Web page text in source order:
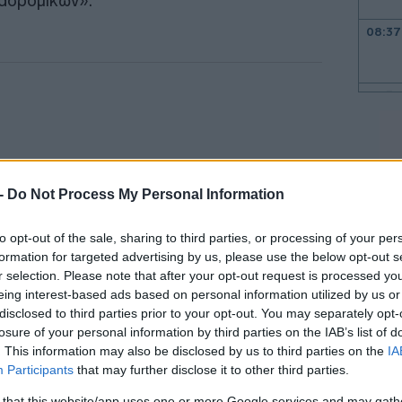
Do Not Process My Personal Information
opt-out of the sale, sharing to third parties, or processing of your
for targeted advertising by us, please use the below opt-out
selection. Please note that after your opt-out request is processed
interest-based ads based on personal information utilized by us
to third parties prior to your opt-out. You may separately
of your personal information by third parties on the IAB’s list of
This information may also be disclosed by us to third parties on the
Participants that may further disclose it to other third parties.
Γενικά Επιτελεία «συνεκτιμούν τις
Αποστράτων και καταβάλλουν κάθε
όλων των ζητημάτων που τους
08:37
08:31
08:26
08:22
08:15
08:06